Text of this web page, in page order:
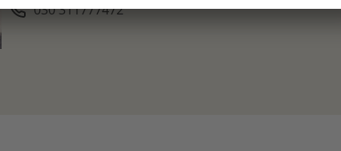
030 311777472